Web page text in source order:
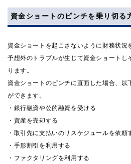
資金ショートのピンチを乗り切る
資金ショートを起こさないように財務状況
予想外のトラブルが生じて資金ショートし
ります。
資金ショートのピンチに直面した場合、以
ができます。
・銀行融資や公的融資を受ける
・資産を売却する
・取引先に支払いのリスケジュールを依頼
・手形割引を利用する
・ファクタリングを利用する